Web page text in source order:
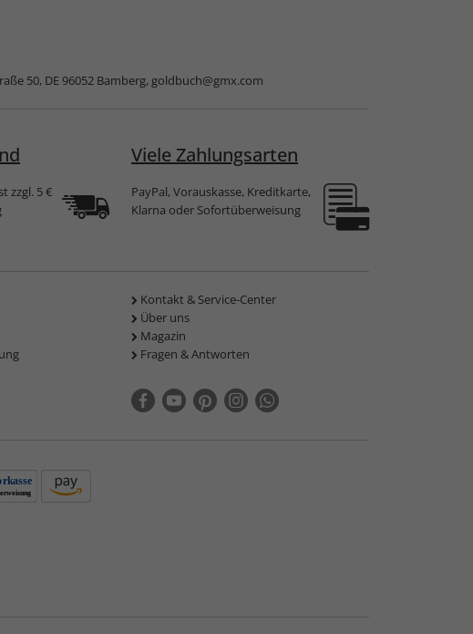
50, DE 96052 Bamberg, goldbuch@gmx.com
zzgl. 5 €
Viele Zahlungsarten
PayPal, Vorauskasse, Kreditkarte,
Klarna oder Sofortüberweisung
Kontakt & Service-Center
Über uns
Magazin
Fragen & Antworten